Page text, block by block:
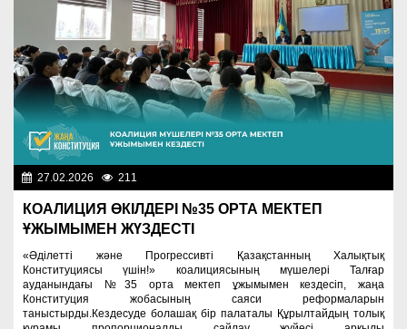
27.02.2026 211
КОАЛИЦИЯ ӨКІЛДЕРІ №35 ОРТА МЕКТЕП
ҰЖЫМЫМЕН ЖҮЗДЕСТІ
«Әділетті және Прогрессивті Қазақстанның Халықтық
Конституциясы үшін!» коалициясының мүшелері Талғар
ауданындағы №35 орта мектеп ұжымымен кездесіп, жаңа
Конституция жобасының саяси реформаларын
таныстырды.Кездесуде болашақ бір палаталы Құрылтайдың толық